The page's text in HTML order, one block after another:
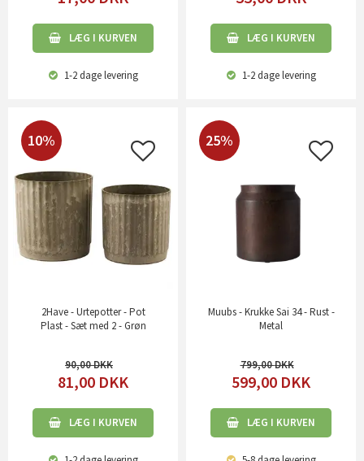
LÆG I KURVEN
1-2 dagelevering
LÆG I KURVEN
1-2 dagelevering
10%
2Have - Urtepotter - Pot
Plast - Sæt med 2 - Grøn
90,00
81,00 DKK
LÆG I KURVEN
25%
Muubs - Krukke Sai 34 - Rust -
Metal
799,00
599,00 DKK
LÆG I KURVEN